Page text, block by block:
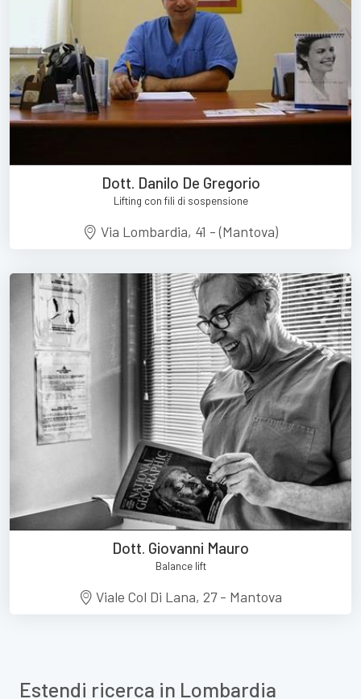
Dott. Danilo De Gregorio
Lifting con fili di sospensione
Via Lombardia, 41 - (Mantova)
Dott. Giovanni Mauro
Balance lift
Viale Col Di Lana, 27 - Mantova
Estendi ricerca in Lombardia